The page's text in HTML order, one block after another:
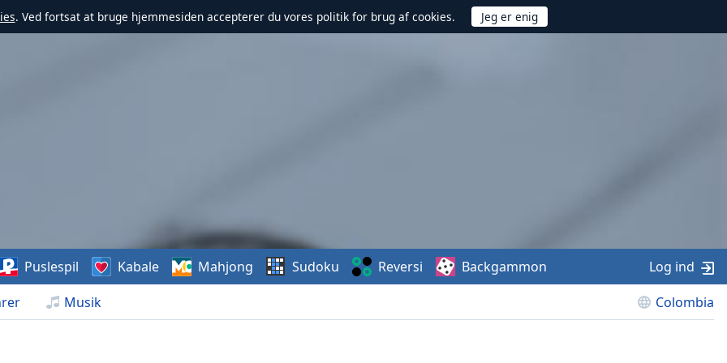
. Ved fortsat at bruge hjemmesiden accepterer du vores politik for brug af cookies.
Musik Colombia
Puslespil Kabale Mahjong Sudoku Reversi Backgammon Log ind